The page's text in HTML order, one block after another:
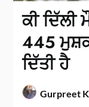
ਕੀ
445
ਦਿੱਤੀ ਹੈ
Gurpreet